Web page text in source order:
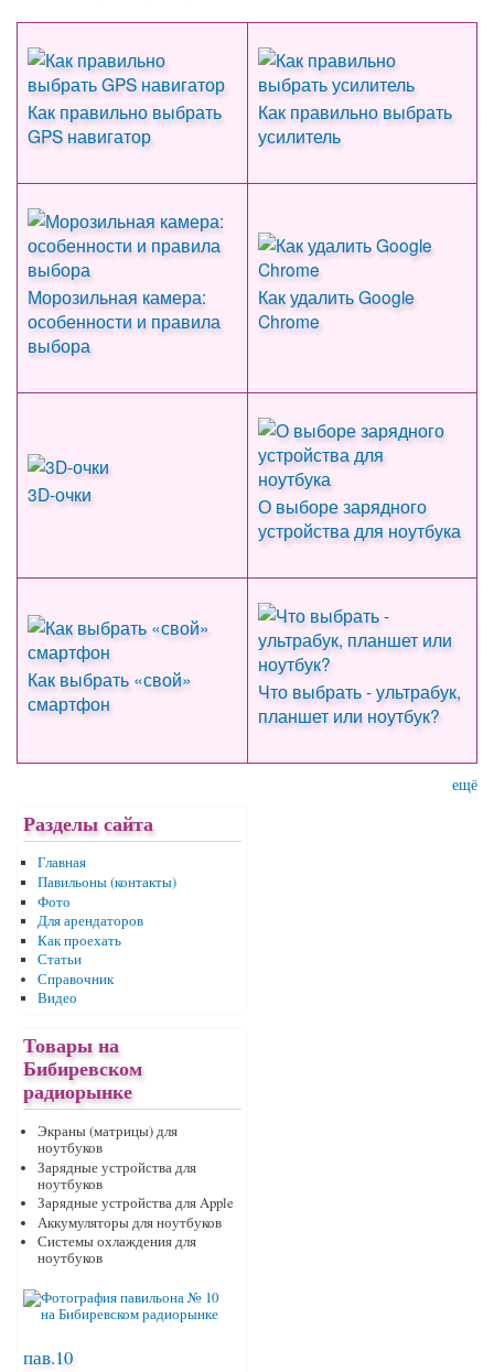
Как правильно выбрать
GPS навигатор
Как правильно выбрать
усилитель
Морозильная камера:
особенности и правила
выбора
Как удалить Google
Chrome
3D-очки
О выборе зарядного
устройства для ноутбука
Как выбрать «свой»
смартфон
Что выбрать - ультрабук,
планшет или ноутбук?
ещё
Разделы сайта
Главная
Павильоны (контакты)
Фото
Для арендаторов
Как проехать
Статьи
Справочник
Видео
Товары на
Бибиревском
радиорынке
Экраны (матрицы) для
ноутбуков
Зарядные устройства для
ноутбуков
Зарядные устройства для Apple
Аккумуляторы для ноутбуков
Системы охлаждения для
ноутбуков
пав.10